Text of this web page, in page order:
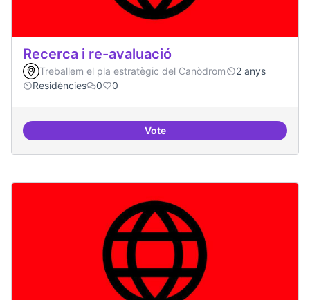
Recerca i re-avaluació
Treballem el pla estratègic del Canòdrom
2 anys
Residències
0 0
VoteRecerca i re-avaluació